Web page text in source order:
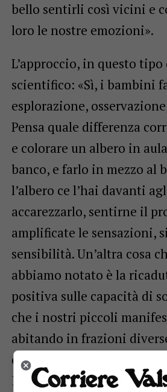
bello sentirli così vicini e
loro le nostre emozioni».
L’approccio, in questo
scientifico: «Sì, i bambini
esplorazione,
Pensa quale differenza
e colorare un albero in
banco, e farlo in mezzo al
l’albero ce l’hai davanti
accarezzarlo, sentirne il
amplificate le sensazioni,
sensibilità. Un’altra cosa
abbiamo notato è la
positiva sulle capacità di
che i nostri piccoli
abitando in frazioni
quali il numero di residenti
I bambini interagiscono